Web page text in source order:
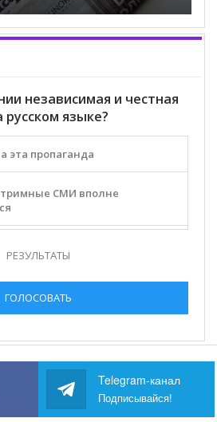
независимая и честная
языке?
эта пропаганда
СМИ вполне
РЕЗУЛЬТАТЫ
ГОЛОСОВАТЬ
Telegram-канал
Подписывайся!